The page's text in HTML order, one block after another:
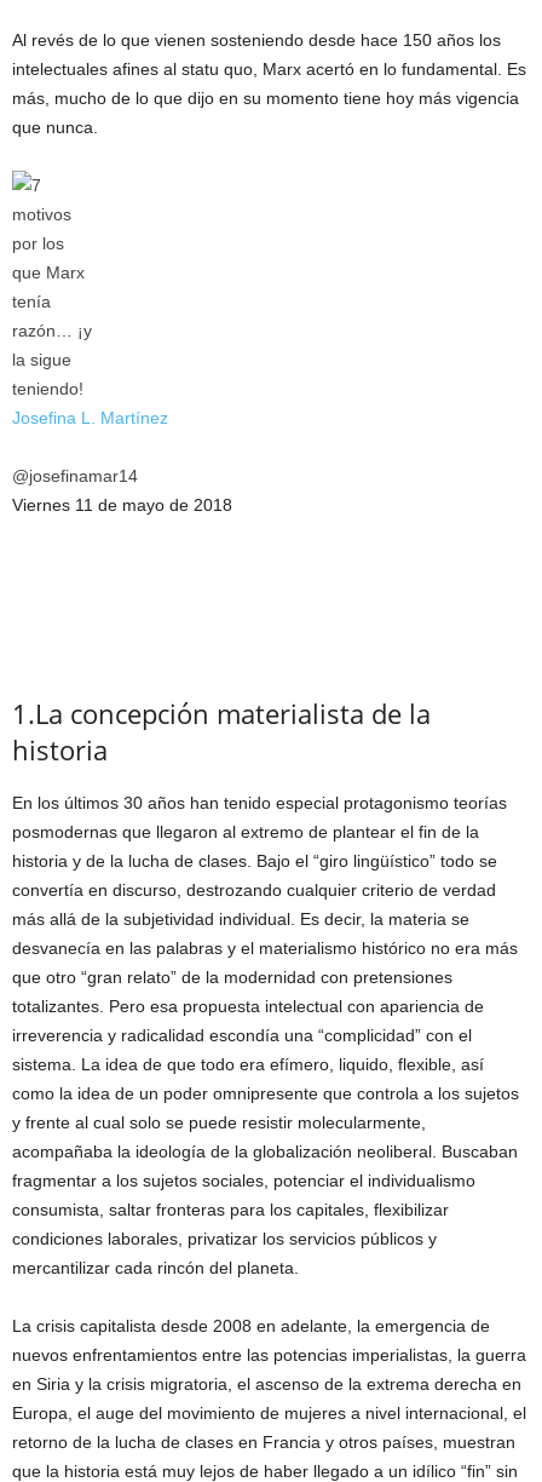
Al revés de lo que vienen sosteniendo desde hace 150 años los
intelectuales afines al statu quo, Marx acertó en lo fundamental. Es
más, mucho de lo que dijo en su momento tiene hoy más vigencia
que nunca.
Josefina L. Martínez
@josefinamar14
Viernes 11 de mayo de 2018
1.La concepción materialista de la
historia
En los últimos 30 años han tenido especial protagonismo teorías
posmodernas que llegaron al extremo de plantear el fin de la
historia y de la lucha de clases. Bajo el “giro lingüístico” todo se
convertía en discurso, destrozando cualquier criterio de verdad
más allá de la subjetividad individual. Es decir, la materia se
desvanecía en las palabras y el materialismo histórico no era más
que otro “gran relato” de la modernidad con pretensiones
totalizantes. Pero esa propuesta intelectual con apariencia de
irreverencia y radicalidad escondía una “complicidad” con el
sistema. La idea de que todo era efímero, liquido, flexible, así
como la idea de un poder omnipresente que controla a los sujetos
y frente al cual solo se puede resistir molecularmente,
acompañaba la ideología de la globalización neoliberal. Buscaban
fragmentar a los sujetos sociales, potenciar el individualismo
consumista, saltar fronteras para los capitales, flexibilizar
condiciones laborales, privatizar los servicios públicos y
mercantilizar cada rincón del planeta.
La crisis capitalista desde 2008 en adelante, la emergencia de
nuevos enfrentamientos entre las potencias imperialistas, la guerra
en Siria y la crisis migratoria, el ascenso de la extrema derecha en
Europa, el auge del movimiento de mujeres a nivel internacional, el
retorno de la lucha de clases en Francia y otros países, muestran
que la historia está muy lejos de haber llegado a un idílico “fin” sin